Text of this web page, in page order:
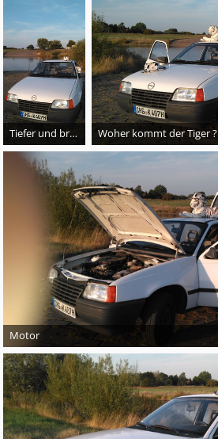
Tiefer und breiter Woher kommt der Tiger ?
Motor